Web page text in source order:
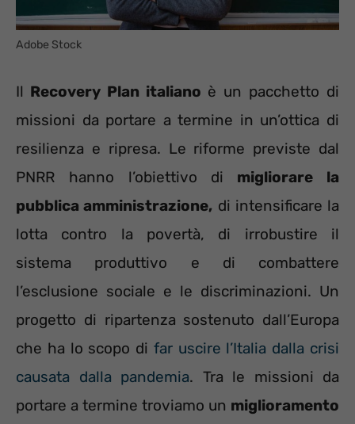
Adobe Stock
Il Recovery Plan italiano è un pacchetto di
missioni da portare a termine in un’ottica di
resilienza e ripresa. Le riforme previste dal
PNRR hanno l’obiettivo di migliorare la
pubblica amministrazione, di intensificare la
lotta contro la povertà, di irrobustire il
sistema produttivo e di combattere
l’esclusione sociale e le discriminazioni. Un
progetto di ripartenza sostenuto dall’Europa
che ha lo scopo di far uscire l’Italia dalla crisi
causata dalla pandemia. Tra le missioni da
portare a termine troviamo un miglioramento